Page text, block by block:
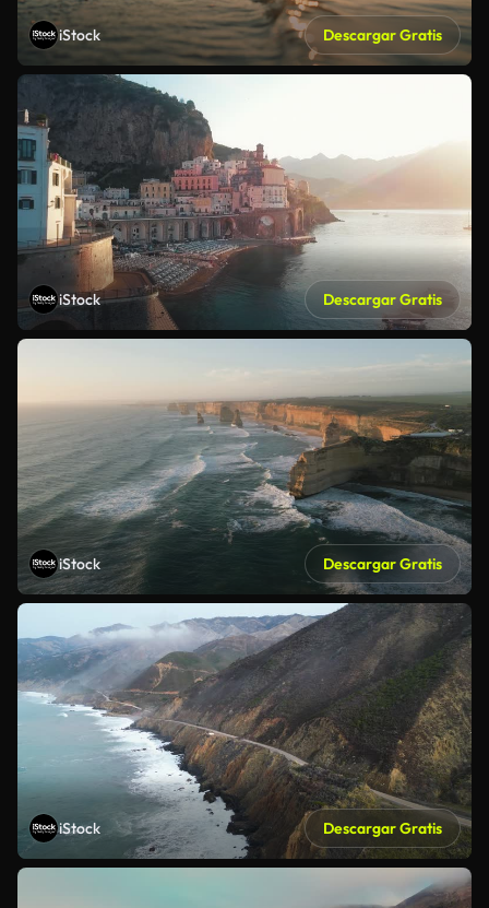
iStock Descargar Gratis
iStock Descargar Gratis
iStock Descargar Gratis
iStock Descargar Gratis